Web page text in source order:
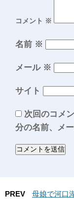
コメント ※
名前 ※
メール ※
サイト
次回のコメ
分の名前、メ
PREV 母娘で河口